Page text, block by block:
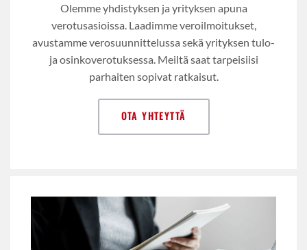
Olemme yhdistyksen ja yrityksen apuna
verotusasioissa. Laadimme veroilmoitukset,
avustamme verosuunnittelussa sekä yrityksen tulo-
ja osinkoverotuksessa. Meiltä saat tarpeisiisi
parhaiten sopivat ratkaisut.
OTA YHTEYTTÄ